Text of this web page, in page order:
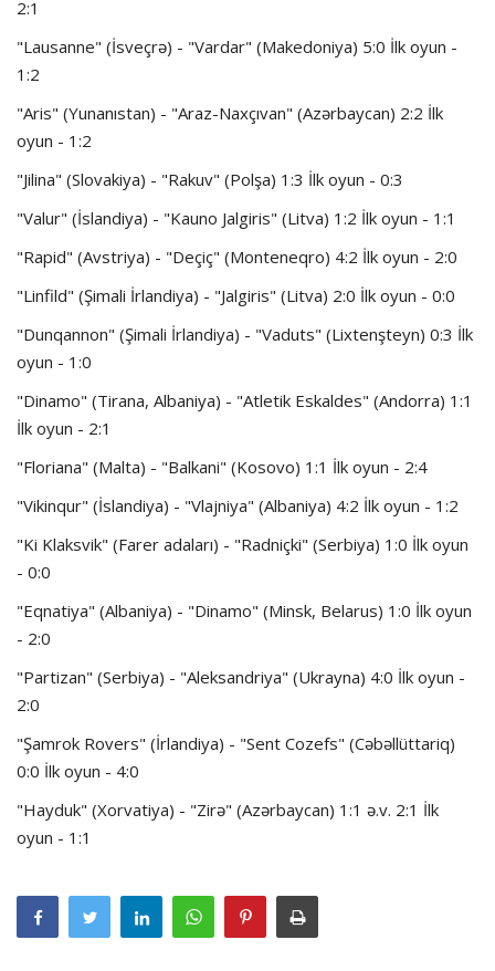
2:1
"Lausanne" (İsveçrə) - "Vardar" (Makedoniya) 5:0 İlk oyun -
1:2
"Aris" (Yunanıstan) - "Araz-Naxçıvan" (Azərbaycan) 2:2 İlk
oyun - 1:2
"Jilina" (Slovakiya) - "Rakuv" (Polşa) 1:3 İlk oyun - 0:3
"Valur" (İslandiya) - "Kauno Jalgiris" (Litva) 1:2 İlk oyun - 1:1
"Rapid" (Avstriya) - "Deçiç" (Monteneqro) 4:2 İlk oyun - 2:0
"Linfild" (Şimali İrlandiya) - "Jalgiris" (Litva) 2:0 İlk oyun - 0:0
"Dunqannon" (Şimali İrlandiya) - "Vaduts" (Lixtenşteyn) 0:3 İlk
oyun - 1:0
"Dinamo" (Tirana, Albaniya) - "Atletik Eskaldes" (Andorra) 1:1
İlk oyun - 2:1
"Floriana" (Malta) - "Balkani" (Kosovo) 1:1 İlk oyun - 2:4
"Vikinqur" (İslandiya) - "Vlajniya" (Albaniya) 4:2 İlk oyun - 1:2
"Ki Klaksvik" (Farer adaları) - "Radniçki" (Serbiya) 1:0 İlk oyun
- 0:0
"Eqnatiya" (Albaniya) - "Dinamo" (Minsk, Belarus) 1:0 İlk oyun
- 2:0
"Partizan" (Serbiya) - "Aleksandriya" (Ukrayna) 4:0 İlk oyun -
2:0
"Şamrok Rovers" (İrlandiya) - "Sent Cozefs" (Cəbəllüttariq)
0:0 İlk oyun - 4:0
"Hayduk" (Xorvatiya) - "Zirə" (Azərbaycan) 1:1 ə.v. 2:1 İlk
oyun - 1:1